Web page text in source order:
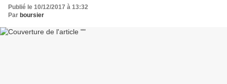
Publié le 10/12/2017 à 13:32
Par boursier